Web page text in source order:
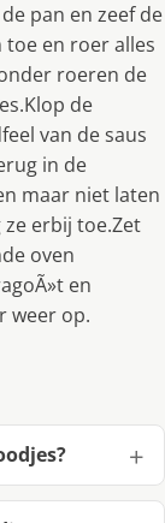
pan en zeef de
en roer alles
roeren de
de
van de saus
in de
maar niet laten
ze erbij toe.Zet
oven
en
weer op.